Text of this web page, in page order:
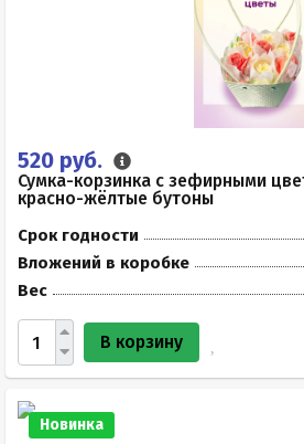
520 руб.
Сумка-корзинка с зефирными
красно-жёлтые бутоны
Срок годности
Вложений в коробке
Вес
В корзину
Новинка